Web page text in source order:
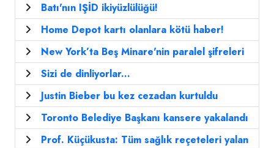
Batı'nın IŞİD ikiyüzlülüğü!
Home Depot kartı olanlara kötü haber!
New York’ta Beş Minare'nin paralel şifreleri
Sizi de dinliyorlar...
Justin Bieber bu kez cezadan kurtuldu
Toronto Belediye Başkanı kansere yakalandı
Prof. Küçükusta: Tüm sağlık reçeteleri yalan